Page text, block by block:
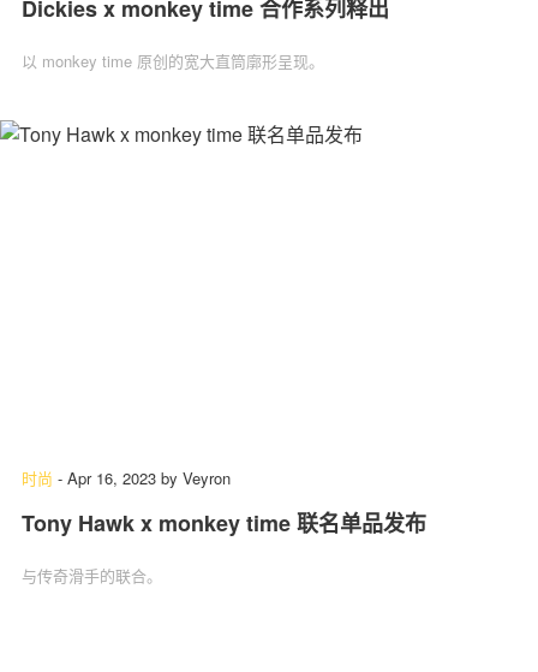
Dickies x monkey time 合作系列释出
以 monkey time 原创的宽大直筒廓形呈现。
时尚 - Apr 16, 2023 by Veyron
Tony Hawk x monkey time 联名单品发布
与传奇滑手的联合。